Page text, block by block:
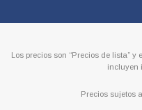
Los precios son “Precios de lista”
incluyen
Precios sujetos